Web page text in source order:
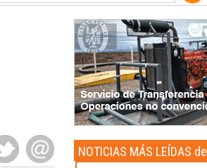
NOTICIAS MÁS LEÍDAS de